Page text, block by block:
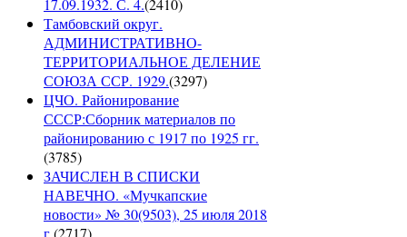
17.09.1932. С. 4.(2410)
Тамбовский округ.
АДМИНИСТРАТИВНО-
ТЕРРИТОРИАЛЬНОЕ ДЕЛЕНИЕ
СОЮЗА ССР. 1929.(3297)
ЦЧО. Районирование
СССР:Сборник материалов по
районированию с 1917 по 1925 гг.
(3785)
ЗАЧИСЛЕН В СПИСКИ
НАВЕЧНО. «Мучкапские
новости» № 30(9503), 25 июля 2018